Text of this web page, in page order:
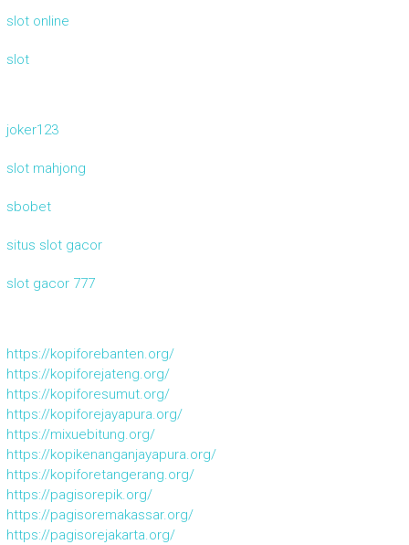
slot online
slot
joker123
slot mahjong
sbobet
situs slot gacor
slot gacor 777
https://kopiforebanten.org/
https://kopiforejateng.org/
https://kopiforesumut.org/
https://kopiforejayapura.org/
https://mixuebitung.org/
https://kopikenanganjayapura.org/
https://kopiforetangerang.org/
https://pagisorepik.org/
https://pagisoremakassar.org/
https://pagisorejakarta.org/